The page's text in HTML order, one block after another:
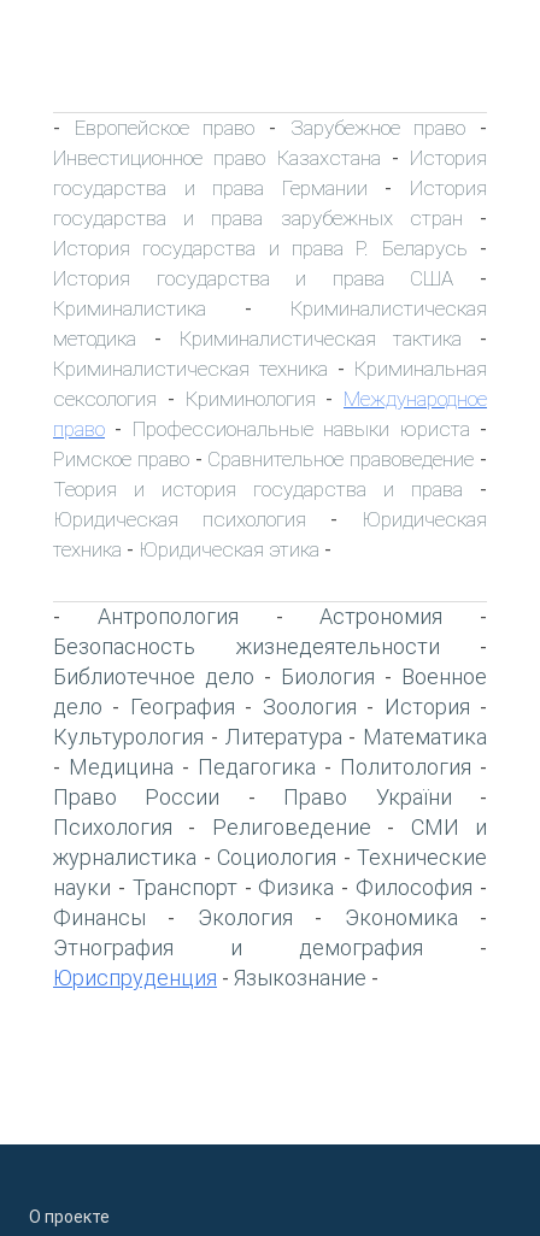
- Европейское право - Зарубежное право -
Инвестиционное право Казахстана - История
государства и права Германии - История
государства и права зарубежных стран -
История государства и права Р. Беларусь -
История государства и права США -
Криминалистика - Криминалистическая
методика - Криминалистическая тактика -
Криминалистическая техника - Криминальная
сексология - Криминология - Международное
право - Профессиональные навыки юриста -
Римское право- Сравнительное правоведение -
Теория и история государства и права -
Юридическая психология -
Юридическая
техника - Юридическая этика -
- Антропология -Астрономия -
Безопасность жизнедеятельности -
Библиотечное дело - Биология - Военное
дело - География - Зоология - История -
Культурология - Литература - Математика
- Медицина - Педагогика - Политология -
Право России - Право України -
Психология - Религоведение - СМИ и
журналистика - Социология - Технические
науки - Транспорт- Физика - Философия -
Финансы - Экология - Экономика -
Этнография и демография -
Юриспруденция - Языкознание -
О проекте